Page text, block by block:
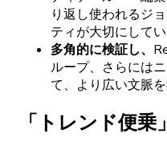
り返し使われるジ
ティが大切にして
多角的に検証し、
ループ、さらには
て、より広い文脈を
「トレンド便乗